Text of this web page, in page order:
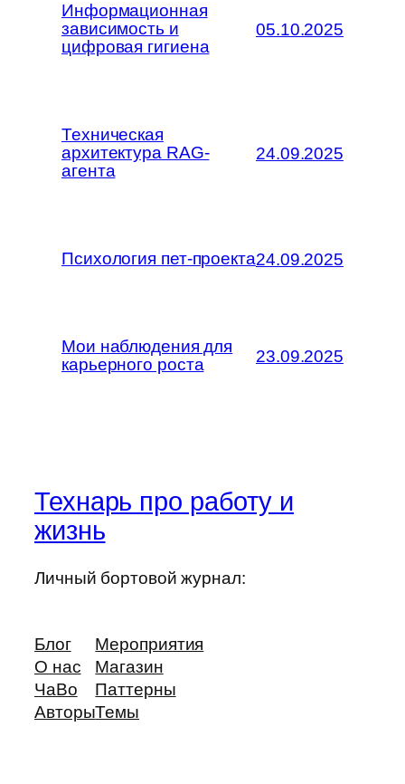
Информационная
зависимость и
цифровая гигиена
05.10.2025
Техническая
архитектура RAG-
агента
24.09.2025
Психология пет-проекта24.09.2025
Мои наблюдения для
карьерного роста
23.09.2025
Технарь про работу и
жизнь
Личный бортовой журнал:
Блог
О нас
ЧаВо
Авторы
Мероприятия
Магазин
Паттерны
Темы